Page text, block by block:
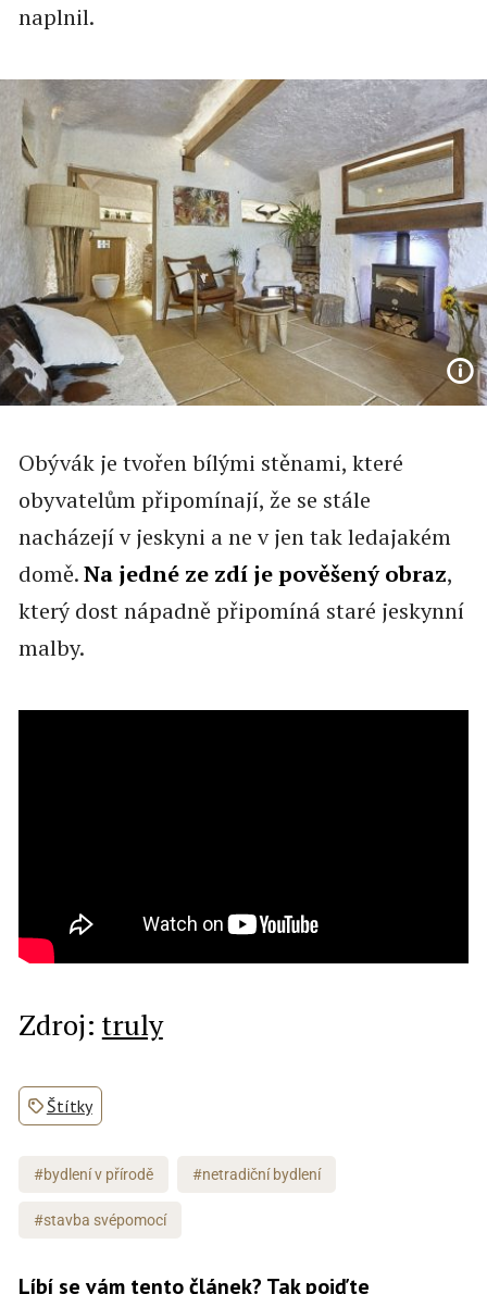
naplnil.
Obývák je tvořen bílými stěnami, které
obyvatelům připomínají, že se stále
nacházejí v jeskyni a ne v jen tak ledajakém
domě.Na jedné ze zdí je pověšený obraz,
který dost nápadně připomíná staré jeskynní
malby.
Zdroj: truly
Štítky
#bydlení v přírodě #netradiční bydlení
#stavba svépomocí
Líbí se vám tento článek? Tak pojďte